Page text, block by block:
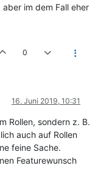
im dem Fall eher
0
16. Juni 2019, 10:31
Rollen, sondern z. B.
auch auf Rollen
feine Sache.
Featurewunsch